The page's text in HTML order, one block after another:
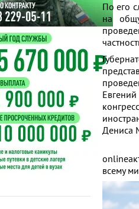
По его
на
Дениса
всему